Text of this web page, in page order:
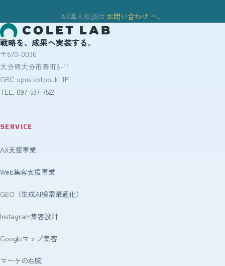
AX導入相談は お問い合わせ へ。
戦略を、成果へ実装する。
〒870-0036
大分県大分市寿町8-11
GRC opus kotobuki 1F
TEL. 097-537-7522
SERVICE
AX支援事業
Web集客支援事業
GEO（生成AI検索最適化）
Instagram集客設計
Googleマップ集客
マーケの右腕